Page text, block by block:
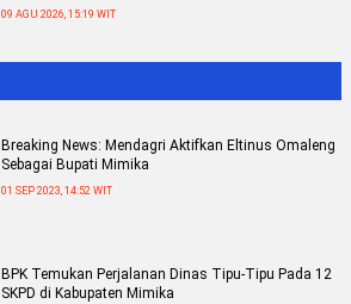
09 AGU 2026, 15:19 WIT
Breaking News: Mendagri Aktifkan Eltinus Omaleng
Sebagai Bupati Mimika
01 SEP 2023, 14:52 WIT
BPK Temukan Perjalanan Dinas Tipu-Tipu Pada 12
SKPD di Kabupaten Mimika